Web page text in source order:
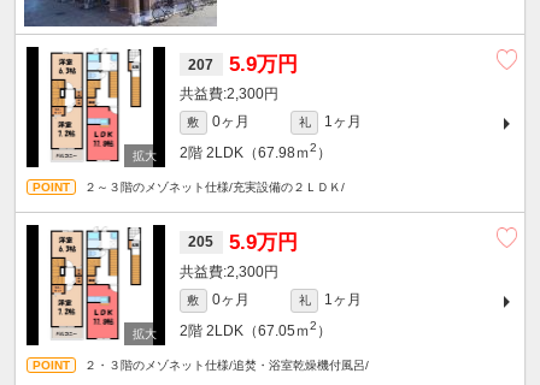
207 5.9万円
2,300円
敷 0ヶ月 礼
1ヶ月
2階 2LDK（67.98ｍ2 ）
２～３階のメゾネット仕様/充実設備の２ＬＤＫ/
205 5.9万円
2,300円
敷 0ヶ月 礼
1ヶ月
2階 2LDK（67.05ｍ2 ）
２・３階のメゾネット仕様/追焚・浴室乾燥機付風呂/